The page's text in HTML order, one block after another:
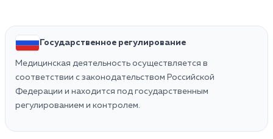
Государственное регулирование
Медицинская деятельность осуществляется в
соответствии с законодательством Российской
Федерации и находится под государственным
регулированием и контролем.